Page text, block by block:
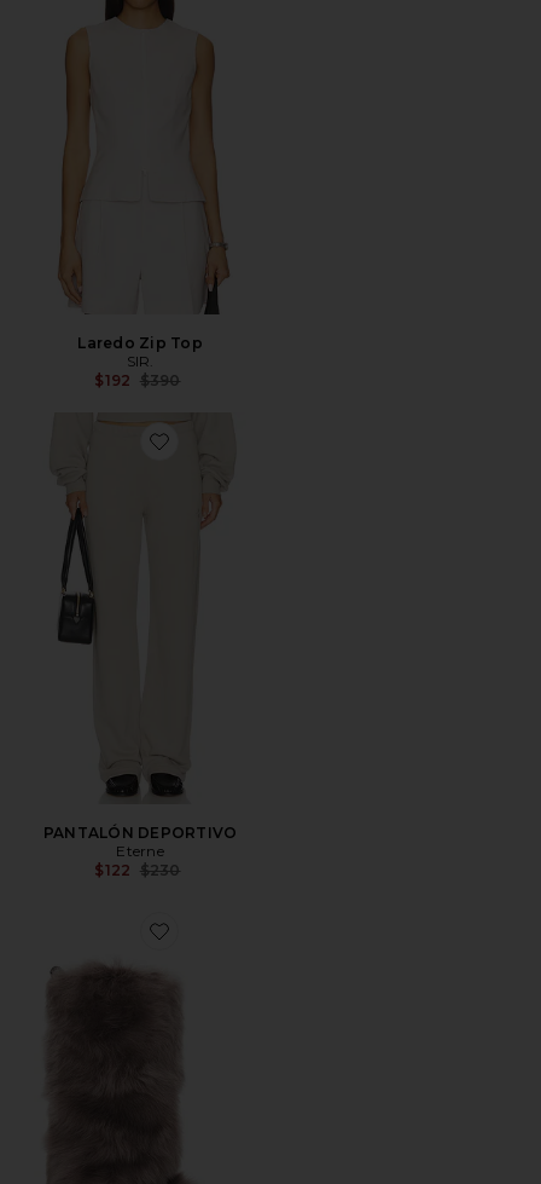
Laredo Zip Top
SIR.
$192 Previous price:
$390
Favorite PANTALÓN DEPORTIVO
PANTALÓN DEPORTIVO
Eterne
$122 Previous price:
$230
Favorite BOTAS